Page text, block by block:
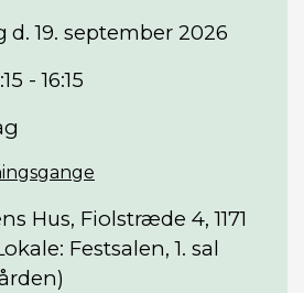
d. 19. september 2026
- 16:15
Hus, Fiolstræde 4, 1171
Festsalen, 1. sal